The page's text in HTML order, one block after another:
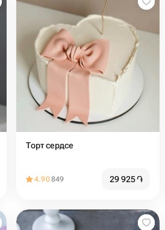
Торт сердсе
4.90849 29 925֏